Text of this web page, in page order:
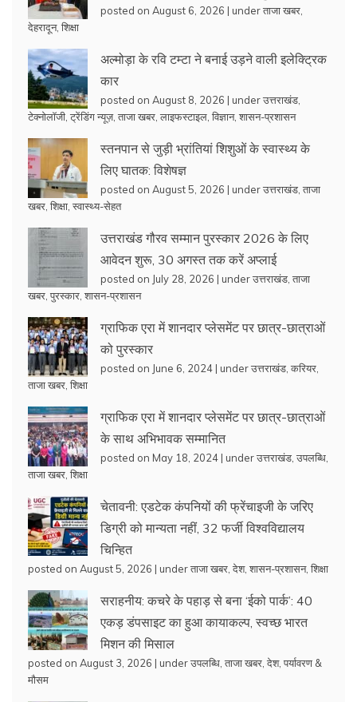
posted on August 6, 2026 | underताजा खबर
देहरादून, शिक्षा
अल्मोड़ा के रवि टम्टा ने बनाई उड़ने वाली इलेक्ट्रिक
कार
posted on August 8, 2026 | underउत्तराखंड
टेक्नोलॉजी ट्रेंडिंग न्यूज़, ताजा खबर लाइफस्टाइल विज्ञान, शासन-प्रशासन
स्तनपान से जुड़ी भ्रांतियां शिशुओं के स्वास्थ्य के
लिए घातक: विशेषज्ञ
posted on August 5, 2026 | underउत्तराखंड ताजा
खबर शिक्षा स्वास्थ्य-सेहत
उत्तराखंड गौरव सम्मान पुरस्कार 2026 के लिए
आवेदन शुरू, 30 अगस्त तक करें अप्लाई
posted on July 28, 2026 | underउत्तराखंड ताजा
खबर पुरस्कार शासन-प्रशासन
ग्राफिक एरा में शानदार प्लेसमेंट पर छात्र-छात्राओं
को पुरस्कार
posted on June 6, 2024 | underउत्तराखंड करियर
ताजा खबर शिक्षा
ग्राफिक एरा में शानदार प्लेसमेंट पर छात्र-छात्राओं
के साथ अभिभावक सम्मानित
posted on May 18, 2024 | underउत्तराखंड उपलब्धि
ताजा खबर शिक्षा
चेतावनी: एडटेक कंपनियों की फ्रेंचाइजी के जरिए
डिग्री को मान्यता नहीं, 32 फर्जी विश्वविद्यालय
चिन्हित
posted on August 5, 2026 | underताजा खबर देश, शासन-प्रशासन, शिक्षा
सराहनीय: कचरे के पहाड़ से बना ‘ईको पार्क’: 40
एकड़ डंपसाइट का हुआ कायाकल्प, स्वच्छ भारत
मिशन की मिसाल
posted on August 3, 2026 | underउपलब्धि ताजा खबर देश, पर्यावरण &
मौसम